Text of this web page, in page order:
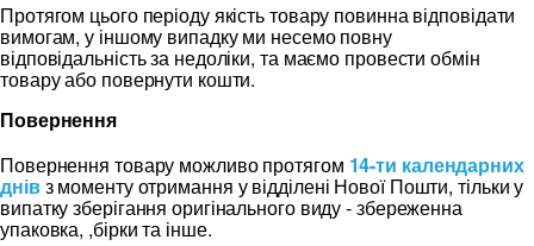
Протягом цього періоду якість товару повинна відповідати
вимогам, у іншому випадку ми несемо повну
відповідальність за недоліки, та маємо провести обмін
товару або повернути кошти.
Повернення
Повернення товару можливо протягом 14-ти календарних
днівз моменту отримання у відділені Нової Пошти, тільки у
випатку зберігання оригінального виду - збереженна
упаковка, ,бірки та інше.